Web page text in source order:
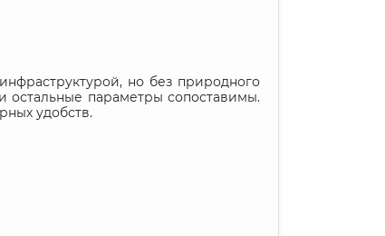
но без природного
остальные параметры сопоставимы.
удобств.